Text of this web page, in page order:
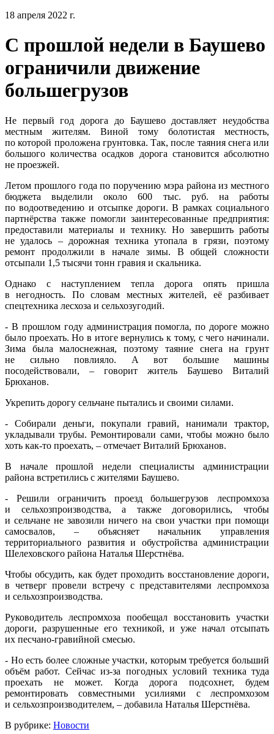
18 апреля 2022 г.
С прошлой недели в Баушево
ограничили движение
большегрузов
Не первый год дорога до Баушево доставляет неудобства
местным жителям. Виной тому болотистая местность,
по которой проложена грунтовка. Так, после таяния снега или
большого количества осадков дорога становится абсолютно
не проезжей.
Летом прошлого года по поручению мэра района из местного
бюджета выделили около 600 тыс. руб. на работы
по водоотведению и отсыпке дороги. В рамках социального
партнёрства также помогли заинтересованные предприятия:
предоставили материалы и технику. Но завершить работы
не удалось – дорожная техника утопала в грязи, поэтому
ремонт продолжили в начале зимы. В общей сложности
отсыпали 1,5 тысячи тонн гравия и скальника.
Однако с наступлением тепла дорога опять пришла
в негодность. По словам местных жителей, её разбивает
спецтехника лесхоза и сельхозугодий.
- В прошлом году администрация помогла, по дороге можно
было проехать. Но в итоге вернулись к тому, с чего начинали.
Зима была малоснежная, поэтому таяние снега на грунт
не сильно повлияло. А вот большие машины
посодействовали, – говорит житель Баушево Виталий
Брюханов.
Укрепить дорогу сельчане пытались и своими силами.
- Собирали деньги, покупали гравий, нанимали трактор,
укладывали трубы. Ремонтировали сами, чтобы можно было
хоть как-то проехать, – отмечает Виталий Брюханов.
В начале прошлой недели специалисты администрации
района встретились с жителями Баушево.
- Решили ограничить проезд большегрузов леспромхоза
и сельхозпроизводства, а также договорились, чтобы
и сельчане не завозили ничего на свои участки при помощи
самосвалов, – объясняет начальник управления
территориального развития и обустройства администрации
Шелеховского района Наталья Шерстнёва.
Чтобы обсудить, как будет проходить восстановление дороги,
в четверг провели встречу с представителями леспромхоза
и сельхозпроизводства.
Руководитель леспромхоза пообещал восстановить участки
дороги, разрушенные его техникой, и уже начал отсыпать
их песчано-гравийной смесью.
- Но есть более сложные участки, которым требуется больший
объём работ. Сейчас из-за погодных условий техника туда
проехать не может. Когда дорога подсохнет, будем
ремонтировать совместными усилиями с леспромхозом
и сельхозпроизводителем, – добавила Наталья Шерстнёва.
В рубрике: Новости